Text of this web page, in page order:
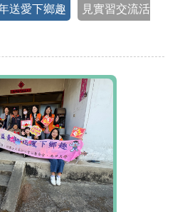
送愛下鄉趣
見實習交流活